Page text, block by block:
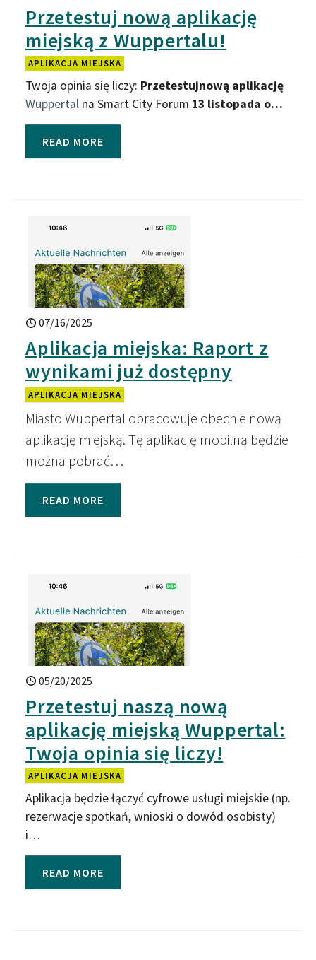
Przetestuj nową aplikację
miejską z Wuppertalu!
APLIKACJA MIEJSKA
Twoja opinia się liczy: Przetestujnową aplikację
Wuppertal na Smart City Forum 13 listopada o…
READ MORE
07/16/2025
Aplikacja miejska: Raport z
wynikami już dostępny
APLIKACJA MIEJSKA
Miasto Wuppertal opracowuje obecnie nową
aplikację miejską. Tę aplikację mobilną będzie
można pobrać…
READ MORE
05/20/2025
Przetestuj naszą nową
aplikację miejską Wuppertal:
Twoja opinia się liczy!
APLIKACJA MIEJSKA
Aplikacja będzie łączyć cyfrowe usługi miejskie (np.
rezerwacje spotkań, wnioski o dowód osobisty)
i…
READ MORE